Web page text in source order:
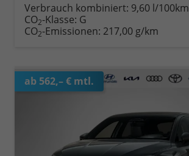
Verbrauch kombiniert: 9,60 l/100km
CO2-Klasse: G
CO2-Emissionen: 217,00 g/km
ab 562,– € mtl.